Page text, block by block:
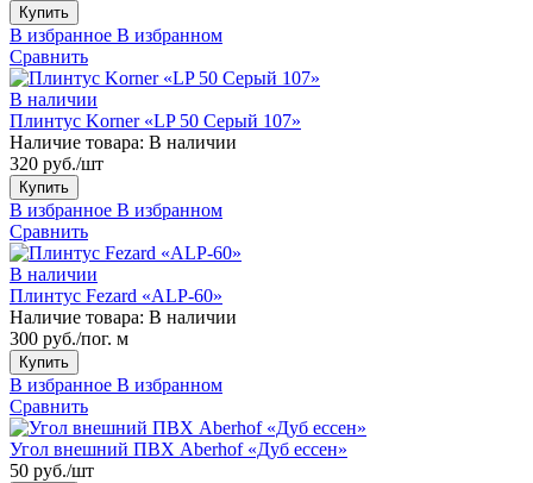
Купить
В избранное В избранном
Сравнить
В наличии
Плинтус Korner «LP 50 Серый 107»
Наличие товара: В наличии
320 руб./шт
Купить
В избранное В избранном
Сравнить
В наличии
Плинтус Fezard «ALP-60»
Наличие товара: В наличии
300 руб./пог. м
Купить
В избранное В избранном
Сравнить
Угол внешний ПВХ Aberhof «Дуб ессен»
50 руб./шт